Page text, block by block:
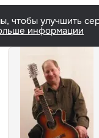
чтобы улучшить
информации